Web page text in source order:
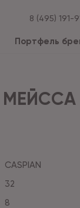
8 (495) 191-
Портфель
CASPIAN
32
8